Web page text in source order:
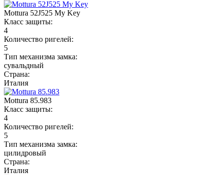
Mottura 52J525 My Key
Класс защиты:
4
Количество ригелей:
5
Тип механизма замка:
сувальдный
Страна:
Италия
Mottura 85.983
Класс защиты:
4
Количество ригелей:
5
Тип механизма замка:
цилидровый
Страна:
Италия